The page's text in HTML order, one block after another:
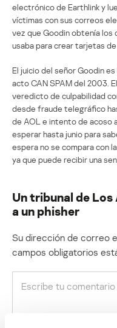
electrónico de Earthlink y
víctimas con sus correos
vez que Goodin obtenía los
usaba para crear tarjetas
El juicio del señor Goodin
acto CAN SPAM del 2003.
veredicto de culpabilidad
desde fraude telegráfico
de AOL e intento de acoso
esperar hasta junio para
espera no se compara con
ya que puede recibir una
Un tribunal de
a un phisher
Su dirección de correo
campos obligatorios